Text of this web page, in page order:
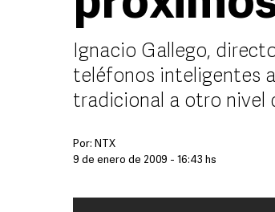
Ignacio Gallego,
teléfonos inteligentes
tradicional a otro nivel
Por: NTX
9 de enero de 2009 - 16:43 hs